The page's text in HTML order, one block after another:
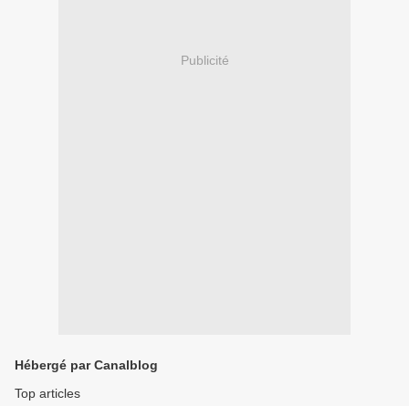
Publicité
Hébergé par Canalblog
Top articles